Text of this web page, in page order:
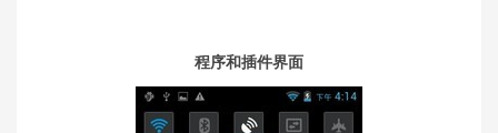
程序和插件界面